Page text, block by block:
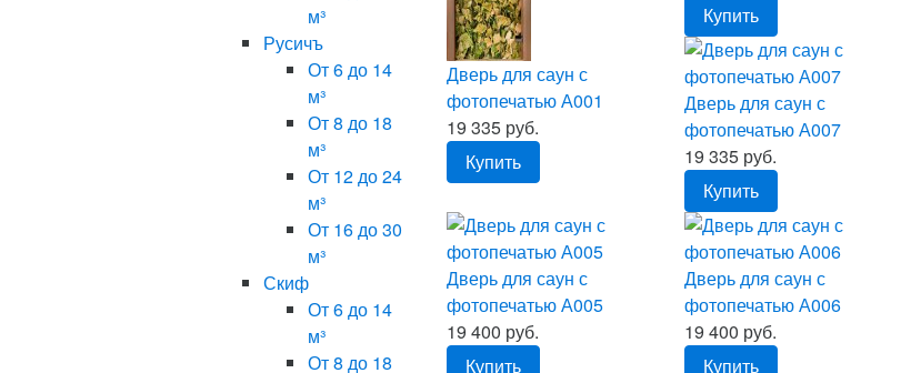
м³
Русичъ
От 6 до 14
м³
От 8 до 18
м³
От 12 до 24
м³
От 16 до 30
м³
Скиф
От 6 до 14
м³
От 8 до 18
Дверь для саун с
фотопечатью А001
19 335 руб.
Купить
Купить
Дверь для саун с
фотопечатью А007
19 335 руб.
Купить
Дверь для саун с
фотопечатью А005
19 400 руб.
Купить
Дверь для саун с
фотопечатью А006
19 400 руб.
Купить